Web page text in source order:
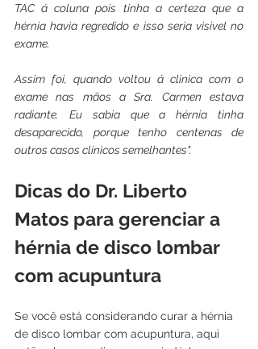
TAC á coluna pois tinha a certeza que a
hérnia havia regredido e isso seria visivel no
exame.
Assim foi, quando voltou á clinica com o
exame nas mãos a Sra. Carmen estava
radiante. Eu sabia que a hérnia tinha
desaparecido, porque tenho centenas de
outros casos clínicos semelhantes".
Dicas do Dr. Liberto
Matos para gerenciar a
hérnia de disco lombar
com acupuntura
Se você está considerando curar a hérnia
de disco lombar com acupuntura, aqui